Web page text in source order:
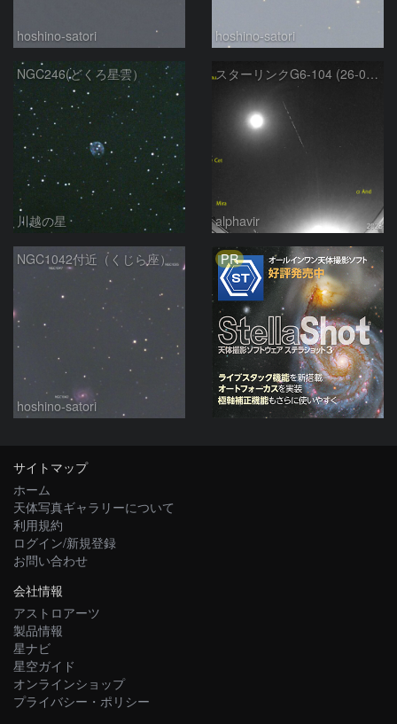
hoshino-satori hoshino-satori
NGC246(どくろ星雲）
川越の星
スターリンクG6-104 (26-02-23)
alphavir
NGC1042付近（くじら座）
hoshino-satori
PR
サイトマップ
ホーム
天体写真ギャラリーについて
利用規約
ログイン/新規登録
お問い合わせ
会社情報
アストロアーツ
製品情報
星ナビ
星空ガイド
オンラインショップ
プライバシー・ポリシー